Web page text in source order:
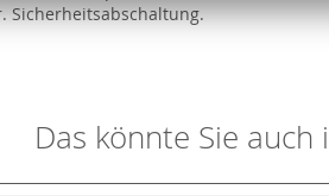
Sicherheitsabschaltung.
Das könnte Sie auch